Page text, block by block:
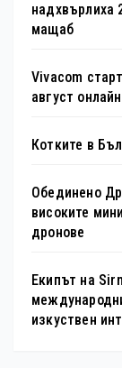
надхвърлиха
мащаб
Vivacom
август онлайн
Котките в
Обединено
високите
дронове
Екипът на
изкуствен